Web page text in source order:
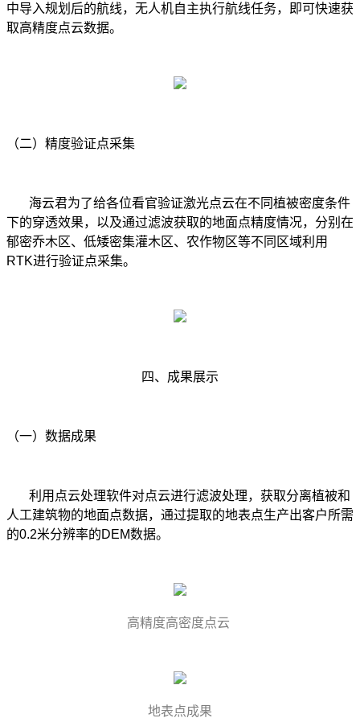
中导入规划后的航线，无人机自主执行航线任务，即可快速获
取高精度点云数据。
（二）精度验证点采集
海云君为了给各位看官验证激光点云在不同植被密度条件
下的穿透效果，以及通过滤波获取的地面点精度情况，分别在
郁密乔木区、低矮密集灌木区、农作物区等不同区域利用
RTK进行验证点采集。
四、成果展示
（一）数据成果
利用点云处理软件对点云进行滤波处理，获取分离植被和
人工建筑物的地面点数据，通过提取的地表点生产出客户所需
的0.2米分辨率的DEM数据。
高精度高密度点云
地表点成果